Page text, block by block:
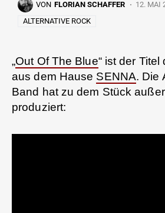
VON FLORIAN SCHAFFER 12. MAI
ALTERNATIVE ROCK
„Out Of The Blue“ ist der
aus dem Hause SENNA. Die
Band hat zu dem Stück
produziert: